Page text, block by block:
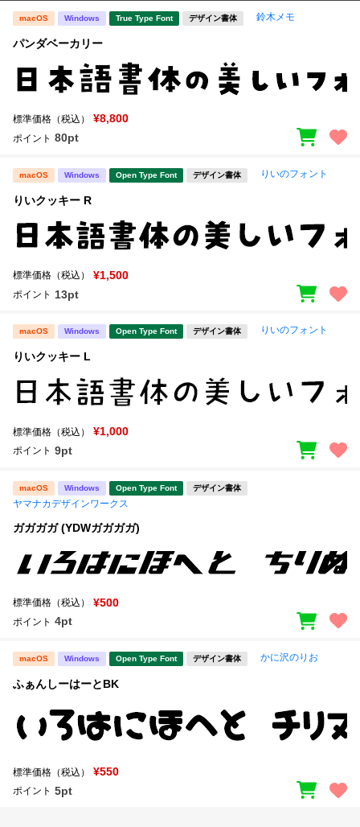
macOS Windows True Type Font デザイン書体 鈴木メモ
パンダベーカリー
標準価格（税込） ¥8,800
ポイント 80pt
macOS Windows Open Type Font デザイン書体 りいのフォント
りいクッキー R
標準価格（税込） ¥1,500
ポイント 13pt
macOS Windows Open Type Font デザイン書体 りいのフォント
りいクッキー L
標準価格（税込） ¥1,000
ポイント 9pt
macOS Windows Open Type Font デザイン書体
ヤマナカデザインワークス
ガガガガ (YDWガガガガ)
標準価格（税込） ¥500
ポイント 4pt
macOS Windows Open Type Font デザイン書体 かに沢のりお
ふぁんしーはーとBK
標準価格（税込） ¥550
ポイント 5pt